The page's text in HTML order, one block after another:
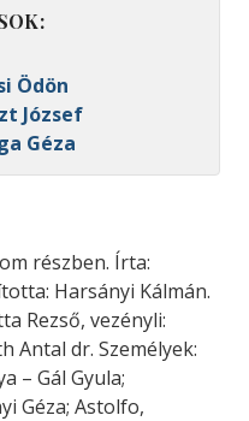
Ödön
József
Géza
részben. Írta:
Harsányi Kálmán.
Rezső, vezényli:
Antal dr. Személyek:
– Gál Gyula;
Géza; Astolfo,